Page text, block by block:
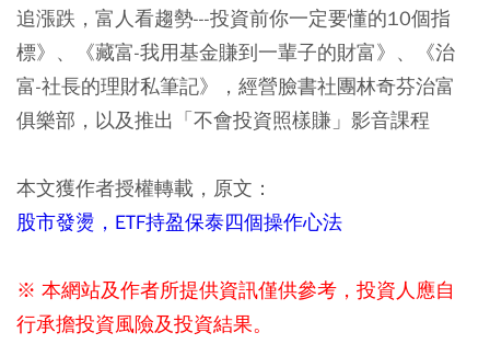
追漲跌，富人看趨勢---投資前你一定要懂的10個指
標》、《藏富-我用基金賺到一輩子的財富》、《治
富-社長的理財私筆記》，經營臉書社團林奇芬治富
俱樂部，以及推出「不會投資照樣賺」影音課程
本文獲作者授權轉載，原文：
股市發燙，ETF持盈保泰四個操作心法
※ 本網站及作者所提供資訊僅供參考，投資人應自
行承擔投資風險及投資結果。